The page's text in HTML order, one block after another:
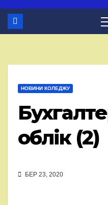
НОВИНИ КОЛЕДЖУ
облік (2)
БЕР 23, 2020